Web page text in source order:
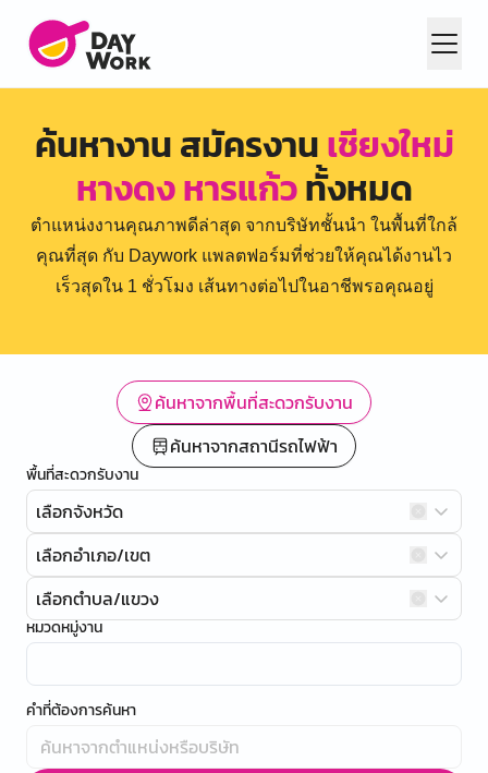
ค้นหางาน สมัครงานเชียงใหม่
หางดง หารแก้วทั้งหมด
ตำแหน่งงานคุณภาพดีล่าสุด จากบริษัทชั้นนำ ในพื้นที่ใกล้
คุณที่สุด กับ Daywork แพลตฟอร์มที่ช่วยให้คุณได้งานไว
เร็วสุดใน 1 ชั่วโมง เส้นทางต่อไปในอาชีพรอคุณอยู่
ค้นหาจากพื้นที่สะดวกรับงาน
ค้นหาจากสถานีรถไฟฟ้า
พื้นที่สะดวกรับงาน
เลือกจังหวัด
เลือกอำเภอ/เขต
เลือกตำบล/แขวง
หมวดหมู่งาน
คำที่ต้องการค้นหา